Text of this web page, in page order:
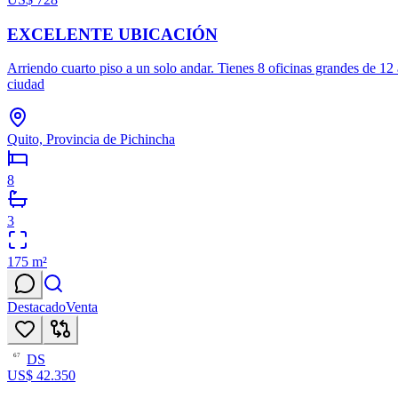
EXCELENTE UBICACIÓN
Arriendo cuarto piso a un solo andar. Tienes 8 oficinas grandes de
ciudad
Quito, Provincia de Pichincha
8
3
175 m²
DestacadoVenta
67
DS
US$ 42.350